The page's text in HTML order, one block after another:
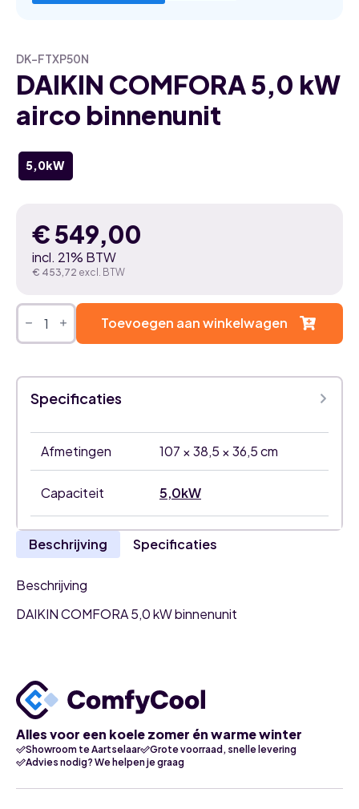
DK-FTXP50N
DAIKIN COMFORA 5,0 kW
airco binnenunit
5,0kW
€549,00
incl. 21% BTW
€ 453,72 excl. BTW
DAIKIN
COMFORA
kW
binnenunit
aantal
Toevoegen aan winkelwagen
Specificaties
Afmetingen 107 × 38,5 × 36,5 cm
Capaciteit 5,0kW
Beschrijving Specificaties
Beschrijving
DAIKIN COMFORA 5,0 kW binnenunit
Alles voor een koele zomer én warme winter
Showroom te Aartselaar
Grote voorraad, snelle levering
Advies nodig? We helpen je graag